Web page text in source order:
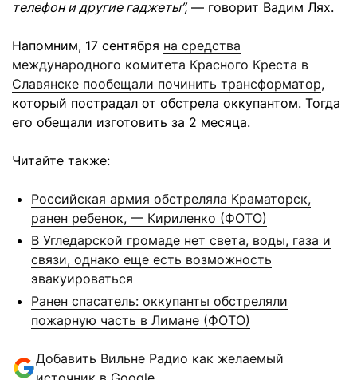
телефон и другие гаджеты”, — говорит Вадим Лях.
Напомним, 17 сентября на средства
международного комитета Красного Креста в
Славянске пообещали починить трансформатор,
который пострадал от обстрела оккупантом. Тогда
его обещали изготовить за 2 месяца.
Читайте также:
Российская армия обстреляла Краматорск,
ранен ребенок, — Кириленко (ФОТО)
В Угледарской громаде нет света, воды, газа и
связи, однако еще есть возможность
эвакуироваться
Ранен спасатель: оккупанты обстреляли
пожарную часть в Лимане (ФОТО)
Добавить Вильне Радио как желаемый